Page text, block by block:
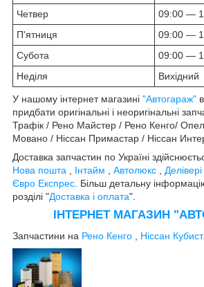
Четвер
09:00 —
П'ятниця
09:00 —
Субота
09:00 —
Неділя
Вихідний
У нашому інтернет магазині "Автогараж"
придбати оригінальні і неоригінальні
Трафік / Рено Майстер / Рено Кенго/
Мовано / Ніссан Примастар / Ніссан
Доставка запчастин по Україні
Нова пошта , Інтайм , Автолюкс , Делівері
Євро Експрес. Більш детальну
розділі "Доставка і оплата".
ІНТЕРНЕТ МАГАЗИН
Запчастини на Рено Кенго Ніссан